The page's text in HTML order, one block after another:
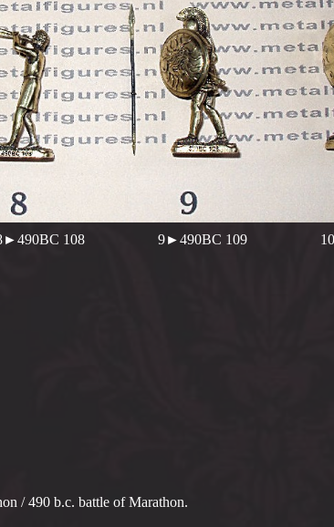
108 9►490BC 109
/ 490 b.c. battle of Marathon.